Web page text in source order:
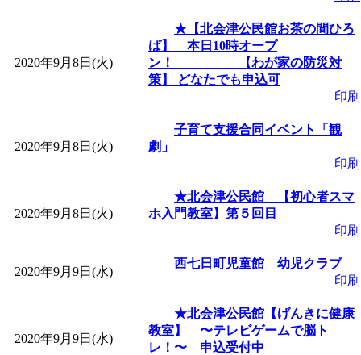
まだまだ暑い！コ
レクリエーション 障
ットせよ！」 受付期
「皆鶴姫のこびる塾
～」 受付期間：～
子育て交流広場「
間：2026/08/10～
「赤ちゃん交流広場
2020年9月8日(火)
★【北会津公民館お茶の間ひろ
ば】 本日10時オープ
ン！ 【わが家の防災対
策】 どなたでも申込可
印刷
2020年9月8日(火)
子育て支援合同イベント「観
劇」
印刷
2020年9月8日(火)
★北会津公民館 【初心者スマ
ホ入門教室】第５回目
印刷
2020年9月9日(水)
西七日町児童館 幼児クラブ
印刷
2020年9月9日(水)
★北会津公民館【げんきに健康
教室】 〜テレビゲームで脳ト
レ！〜 申込受付中